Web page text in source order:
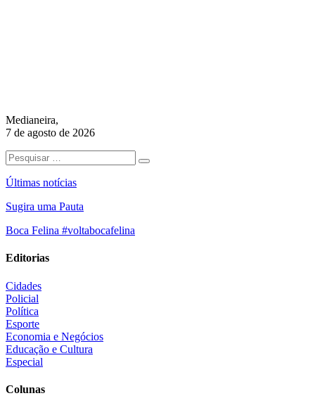
Medianeira,
7 de agosto de 2026
Últimas notícias
Sugira uma Pauta
Boca Felina #voltabocafelina
Editorias
Cidades
Policial
Política
Esporte
Economia e Negócios
Educação e Cultura
Especial
Colunas